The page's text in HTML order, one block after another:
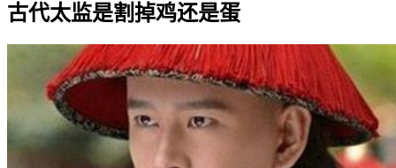
古代太监是割掉鸡还是蛋